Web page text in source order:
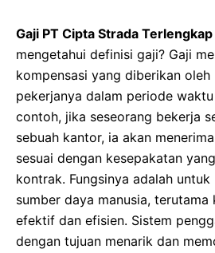
Gaji PT Cipta Strada Terlengkap
mengetahui definisi gaji? Gaji
kompensasi yang diberikan oleh
pekerjanya dalam periode
contoh, jika seseorang bekerja
sebuah kantor, ia akan
sesuai dengan kesepakatan
kontrak. Fungsinya adalah
sumber daya manusia, terutama
efektif dan efisien. Sistem
dengan tujuan menarik dan